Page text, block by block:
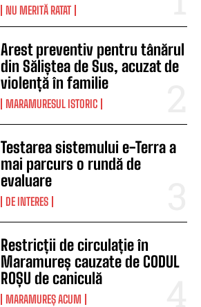
NU MERITĂ RATAT
Arest preventiv pentru tânărul
din Săliștea de Sus, acuzat de
violență în familie
MARAMURESUL ISTORIC
Testarea sistemului e-Terra a
mai parcurs o rundă de
evaluare
DE INTERES
Restricții de circulație în
Maramureș cauzate de CODUL
ROȘU de caniculă
MARAMUREȘ ACUM